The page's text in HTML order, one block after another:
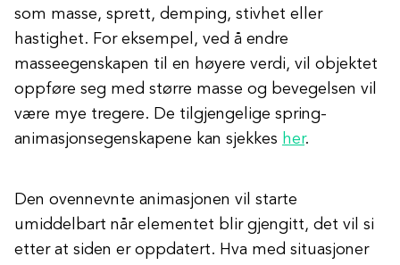
som masse, sprett, demping, stivhet eller
hastighet. For eksempel, ved å endre
masseegenskapen til en høyere verdi, vil objektet
oppføre seg med større masse og bevegelsen vil
være mye tregere. De tilgjengelige spring-
animasjonsegenskapene kan sjekkes her.
Den ovennevnte animasjonen vil starte
umiddelbart når elementet blir gjengitt, det vil si
etter at siden er oppdatert. Hva med situasjoner